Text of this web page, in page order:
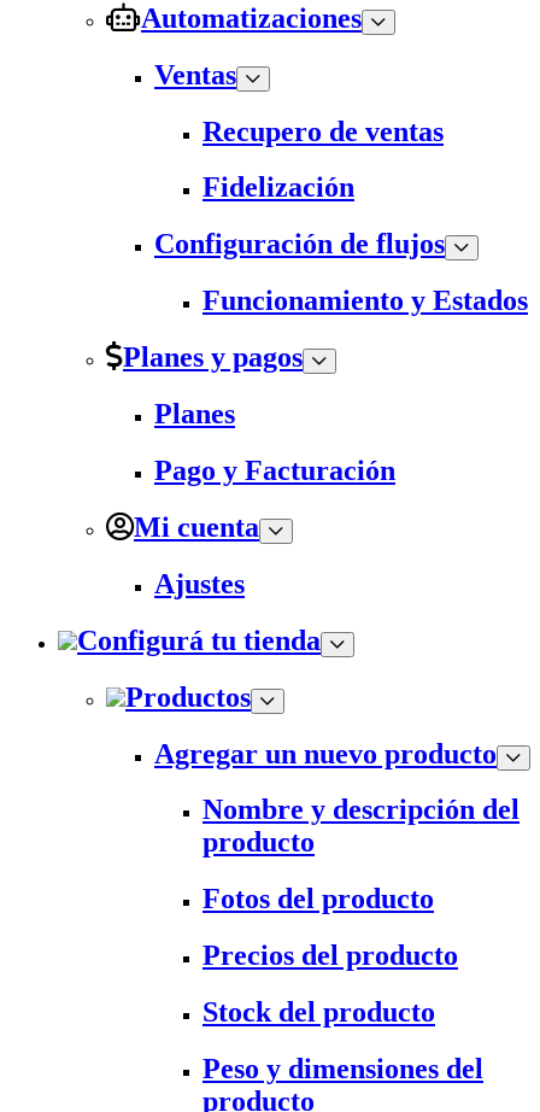
Automatizaciones
Ventas
Recupero de ventas
Fidelización
Configuración de flujos
Funcionamiento y Estados
Planes y pagos
Planes
Pago y Facturación
Mi cuenta
Ajustes
Configurá tu tienda
Productos
Agregar un nuevo producto
Nombre y descripción del
producto
Fotos del producto
Precios del producto
Stock del producto
Peso y dimensiones del
producto